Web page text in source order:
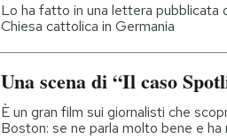
Lo ha fatto in una lettera pubblicata
Chiesa cattolica in Germania
Una scena di “Il caso
È un gran film sui giornalisti che
Boston: se ne parla molto bene e